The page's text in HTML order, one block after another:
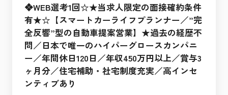
❖WEB選考1回☆★当求人限定の面接確約条件
有★☆【スマートカーライフプランナー／”完
全反響”型の自動車提案営業】★過去の経歴不
問／日本で唯一のハイパーグロースカンパニ
ー／年間休日120日／年収450万円以上／賞与3
ヶ月分／住宅補助・社宅制度充実／高インセ
ンティブあり